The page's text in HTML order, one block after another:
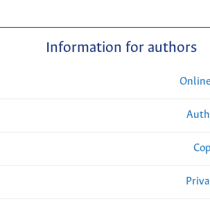
Information for authors